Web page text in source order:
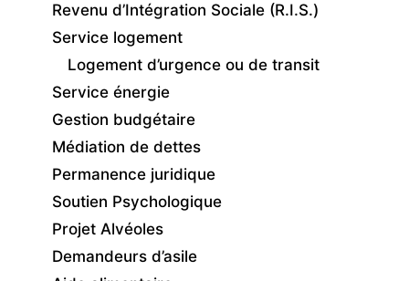
Revenu d’Intégration Sociale (R.I.S.)
Service logement
Logement d’urgence ou de transit
Service énergie
Gestion budgétaire
Médiation de dettes
Permanence juridique
Soutien Psychologique
Projet Alvéoles
Demandeurs d’asile